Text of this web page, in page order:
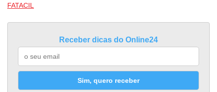
FATACIL
Receber dicas do Online24
Sim, quero receber